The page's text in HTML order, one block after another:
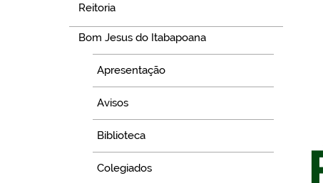
Reitoria
Bom Jesus do Itabapoana
Apresentação
Avisos
Biblioteca
Colegiados